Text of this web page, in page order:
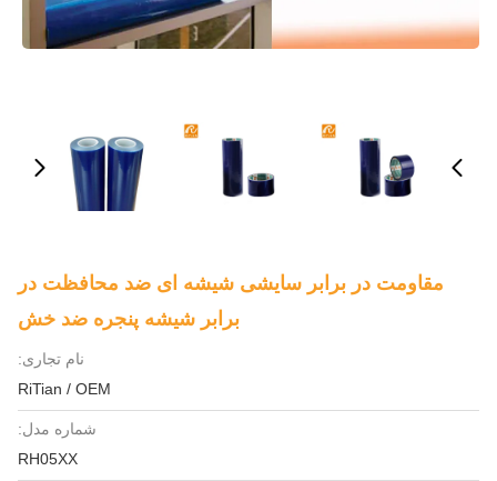
مقاومت در برابر سایشی شیشه ای ضد محافظت در
برابر شیشه پنجره ضد خش
نام تجاری:
RiTian / OEM
شماره مدل:
RH05XX